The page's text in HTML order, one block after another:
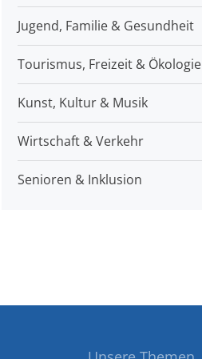
Jugend, Familie & Gesundheit
Tourismus, Freizeit & Ökologie
Kunst, Kultur & Musik
Wirtschaft & Verkehr
Senioren & Inklusion